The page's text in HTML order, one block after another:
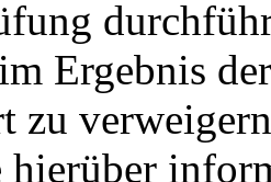
Ergebnis
zu
hierüber